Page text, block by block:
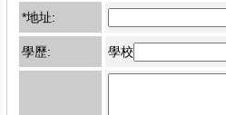
*地址:
學歷: 學校